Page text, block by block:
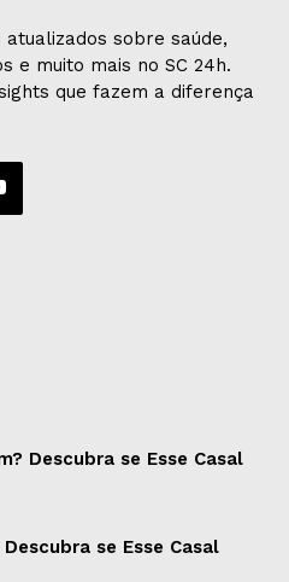
sobre saúde,
e muito mais no SC 24h.
que fazem a diferença
Descubra se Esse Casal
se Esse Casal